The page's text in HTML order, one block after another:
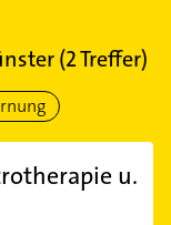
(2Treffer)
u.